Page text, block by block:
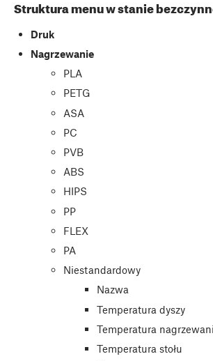
Struktura menu w stanie
Druk
Nagrzewanie
PLA
PETG
ASA
PC
PVB
ABS
HIPS
PP
FLEX
PA
Niestandardowy
Nazwa
Temperatura dyszy
Temperatura
Temperatura stołu